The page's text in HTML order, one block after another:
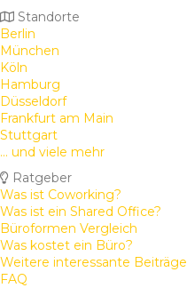
Standorte
Berlin
München
Köln
Hamburg
Düsseldorf
Frankfurt am Main
Stuttgart
... und viele mehr
Ratgeber
Was ist Coworking?
Was ist ein Shared Office?
Büroformen Vergleich
Was kostet ein Büro?
Weitere interessante Beiträge
FAQ